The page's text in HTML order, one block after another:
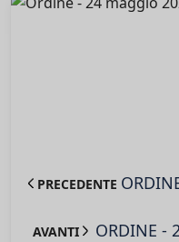
PRECEDENTE
AVANTI ORDINE -